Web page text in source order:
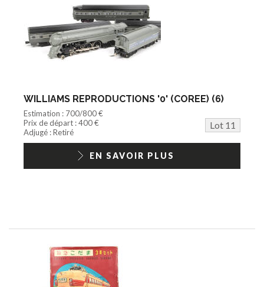
WILLIAMS REPRODUCTIONS '0' (COREE) (6)
Estimation : 700/800 €
Prix de départ : 400 €
Lot 11
Adjugé : Retiré
EN SAVOIR PLUS